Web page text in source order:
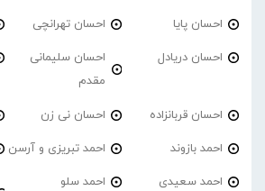
احسان پایا احسان تهرانچی
احسان دریادل
احسان سلیمانی
مقدم
احسان قربانزاده احسان نی زن
احمد بازوند احمد تبریزی و آرسن
احمد سعیدی احمد سلو